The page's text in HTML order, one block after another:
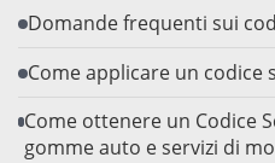
Domande frequenti sui
Come applicare un codice
Come ottenere un Codice
gomme auto e servizi di